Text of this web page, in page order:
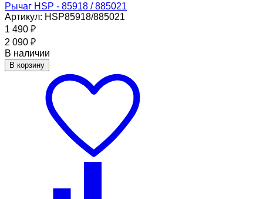
Рычаг HSP - 85918 / 885021
Артикул: HSP85918/885021
1 490 ₽
2 090 ₽
В наличии
В корзину